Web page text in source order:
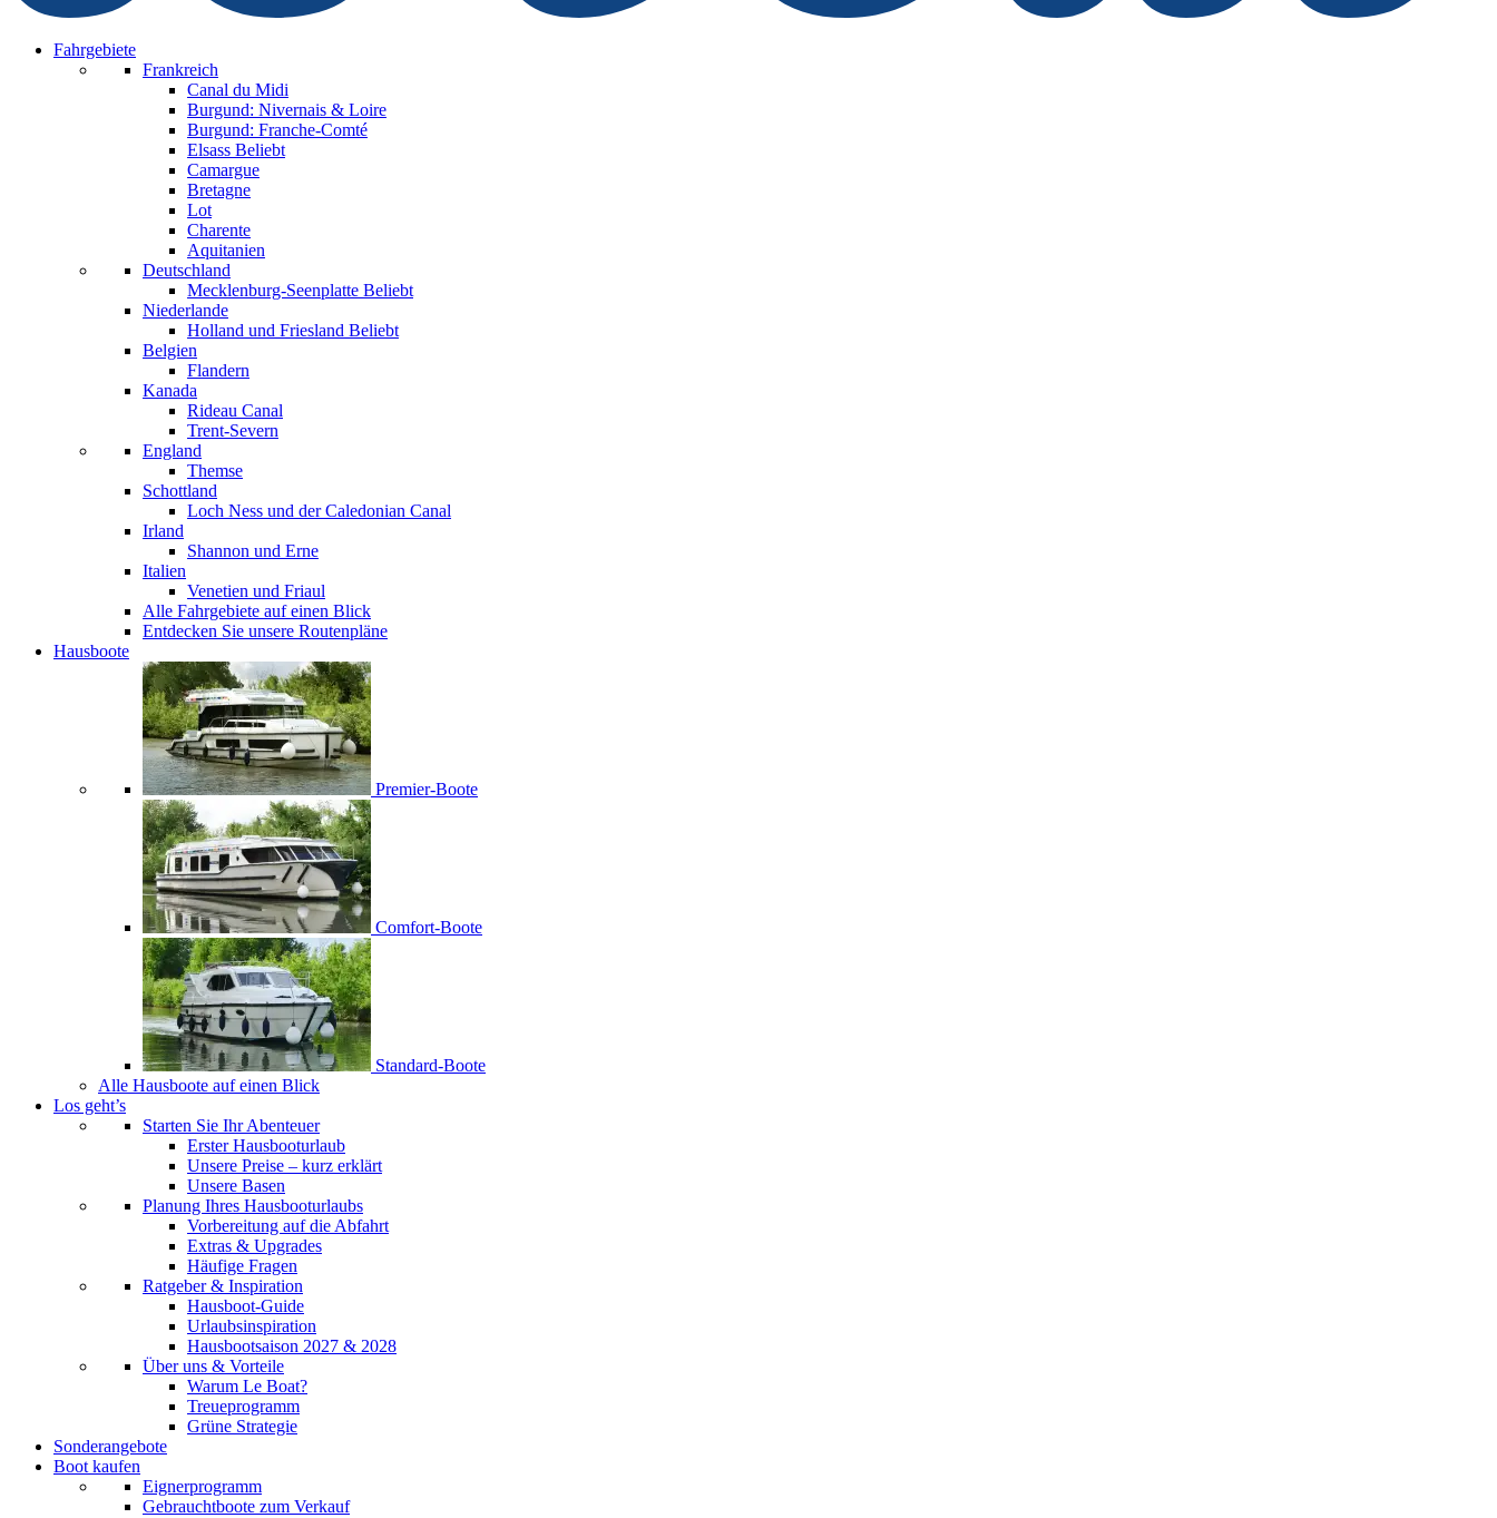
Fahrgebiete
Frankreich
Canal du Midi
Burgund: Nivernais & Loire
Burgund: Franche-Comté
Elsass Beliebt
Camargue
Bretagne
Lot
Charente
Aquitanien
Deutschland
Mecklenburg-Seenplatte Beliebt
Niederlande
Holland und Friesland Beliebt
Belgien
Flandern
Kanada
Rideau Canal
Trent-Severn
England
Themse
Schottland
Loch Ness und der Caledonian Canal
Irland
Shannon und Erne
Italien
Venetien und Friaul
Alle Fahrgebiete auf einen Blick
Entdecken Sie unsere Routenpläne
Hausboote
Premier-Boote
Comfort-Boote
Standard-Boote
Alle Hausboote auf einen Blick
Los geht’s
Starten Sie Ihr Abenteuer
Erster Hausbooturlaub
Unsere Preise – kurz erklärt
Unsere Basen
Planung Ihres Hausbooturlaubs
Vorbereitung auf die Abfahrt
Extras & Upgrades
Häufige Fragen
Ratgeber & Inspiration
Hausboot-Guide
Urlaubsinspiration
Hausbootsaison 2027 & 2028
Über uns & Vorteile
Warum Le Boat?
Treueprogramm
Grüne Strategie
Sonderangebote
Boot kaufen
Eignerprogramm
Gebrauchtboote zum Verkauf